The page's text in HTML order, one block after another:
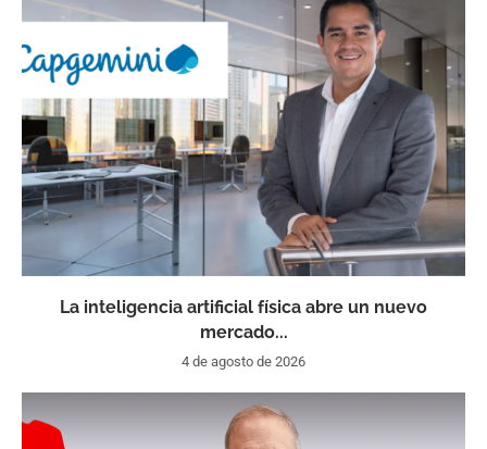
La inteligencia artificial física abre un nuevo
mercado...
4 de agosto de 2026